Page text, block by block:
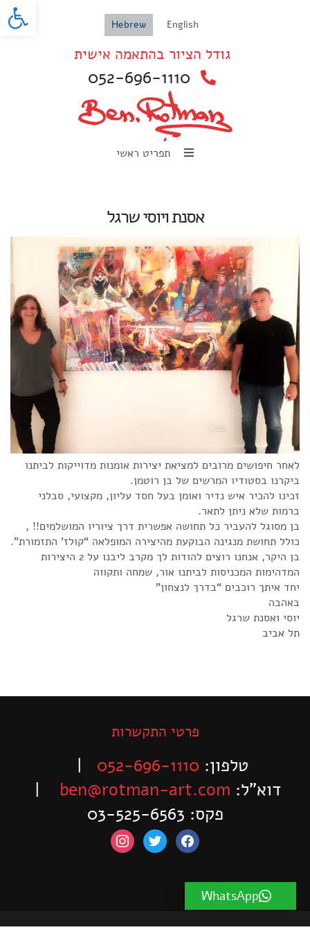
English
Hebrew
גודל הציור בהתאמה אישית
052-696-1110
תפריט ראשי
אסנת ויוסי שרגל
לאחר חיפושים מרובים למציאת יצירות אומנות מדוייקות לביתנו
ביקרנו בסטודיו המרשים של בן רוטמן.
זכינו להכיר איש נדיר ואומן בעל חסד עליון, מקצועי, סבלני
ברמות שלא ניתן לתאר.
בן מסוגל להעביר כל תחושה אפשרית דרך ציוריו המושלמים!! ,
כולל תחושת מנגינה הבוקעת מהיצירה המופלאה “קולז’ התזמורת”.
בן היקר, אנחנו רוצים להודות לך מקרב ליבנו על 2 היצירות
המדהימות המכניסות לביתנו אור, שמחה ותקווה
יחד איתך רוכבים “בדרך לנצחון”
באהבה
יוסי ואסנת שרגל
תל אביב
פרטי התקשרות
טלפון: 052-696-1110
|
דוא”ל: ben@rotman-art.com
|
פקס: 03-525-6563
facebook
twitter
instagram
WhatsApp